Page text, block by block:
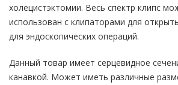
холецистэктомии. Весь спектр клипс
использован с клипаторами для
для эндоскопических операций.
Данный товар имеет серцевидное
канавкой. Может иметь различные